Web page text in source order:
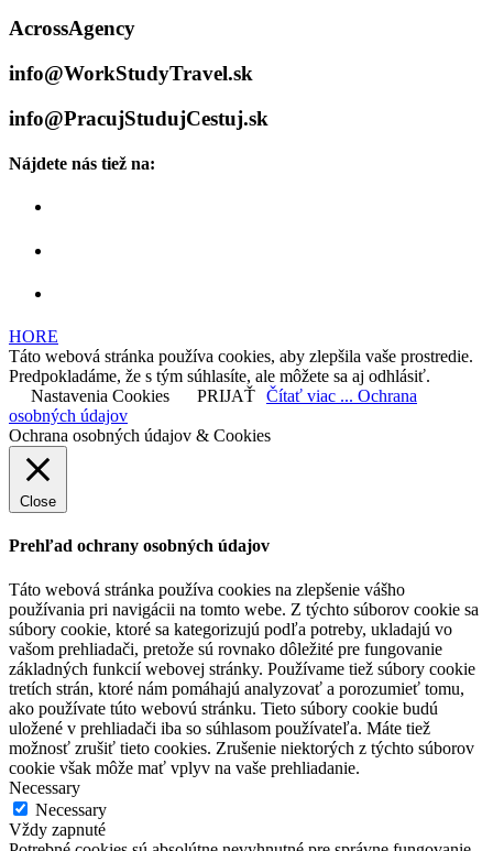
AcrossAgency
info@WorkStudyTravel.sk
info@PracujStudujCestuj.sk
Nájdete nás tiež na:
HORE
Táto webová stránka používa cookies, aby zlepšila vaše prostredie.
Predpokladáme, že s tým súhlasíte, ale môžete sa aj odhlásiť.
Nastavenia Cookies
PRIJAŤ Čítať viac ... Ochrana
osobných údajov
Ochrana osobných údajov & Cookies
Close
Prehľad ochrany osobných údajov
Táto webová stránka používa cookies na zlepšenie vášho
používania pri navigácii na tomto webe. Z týchto súborov cookie sa
súbory cookie, ktoré sa kategorizujú podľa potreby, ukladajú vo
vašom prehliadači, pretože sú rovnako dôležité pre fungovanie
základných funkcií webovej stránky. Používame tiež súbory cookie
tretích strán, ktoré nám pomáhajú analyzovať a porozumieť tomu,
ako používate túto webovú stránku. Tieto súbory cookie budú
uložené v prehliadači iba so súhlasom používateľa. Máte tiež
možnosť zrušiť tieto cookies. Zrušenie niektorých z týchto súborov
cookie však môže mať vplyv na vaše prehliadanie.
Necessary
Necessary
Vždy zapnuté